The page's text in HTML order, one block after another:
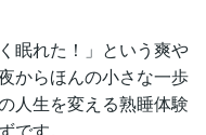
眠れた！」という爽や
からほんの小さな一歩
人生を変える熟睡体験
です。